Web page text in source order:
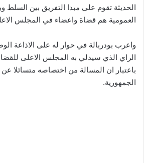
الحديثة تقوم على مبدا التفريق بين السلط
العمومية هم قضاة واعضاء في المجلس
واعرب بودربالة في حوار له على الاذاعة
الراي الذي سيدلي به المجلس الاعلى
باعتبار ان المسالة من اختصاصه متسائلا
الجمهورية.